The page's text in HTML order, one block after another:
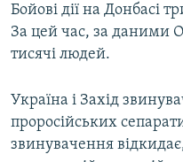
Бойові дії на Донбасі
За цей час, за даними
тисячі людей.
Україна і Захід
проросійських
звинувачення